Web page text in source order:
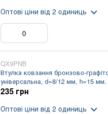
Оптові ціни від 2 одиниць
QX9PNB
Втулка ковзання бронзово-
універсальна, d=8/12 мм, h=15 мм.
235 грн
Оптові ціни від 2 одиниць